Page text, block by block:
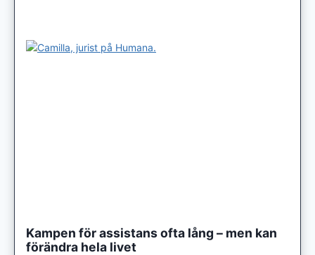
Kampen för assistans ofta lång – men kan
förändra hela livet